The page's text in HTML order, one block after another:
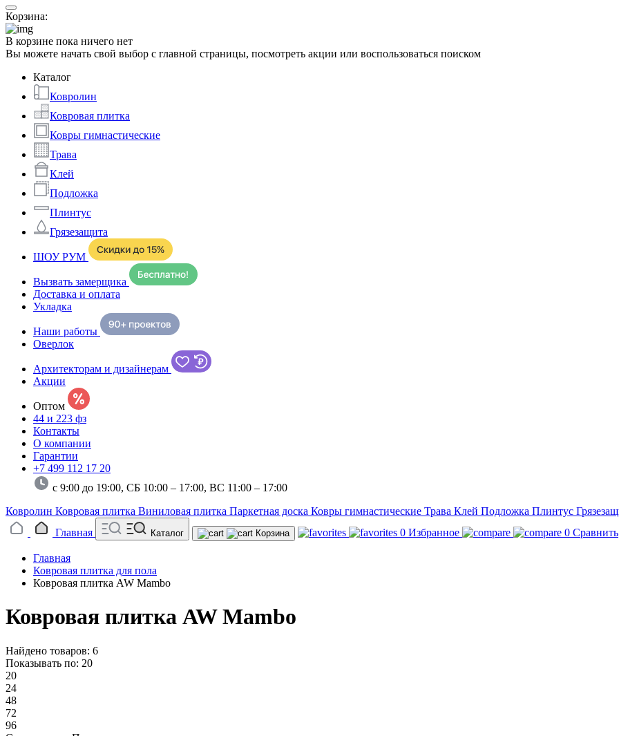
Корзина:
В корзине пока ничего нет
Вы можете начать свой выбор с главной страницы, посмотреть акции или воспользоваться поиском
Каталог
Ковролин
Ковровая плитка
Ковры гимнастические
Трава
Клей
Подложка
Плинтус
Грязезащита
ШОУ РУМ
Вызвать замерщика
Доставка и оплата
Укладка
Наши работы
Оверлок
Архитекторам и дизайнерам
Акции
Оптом
44 и 223 фз
Контакты
О компании
Гарантии
+7 499 112 17 20
с 9:00 до 19:00, СБ 10:00 – 17:00, ВС 11:00 – 17:00
Ковролин Ковровая плитка Виниловая плитка Паркетная доска Ковры гимнастические Трава Клей Подложка Плинтус
Главная
Каталог Корзина 0 Избранное 0 Сравнить
Главная
Ковровая плитка для пола
Ковровая плитка AW Mambo
Ковровая плитка AW Mambo
Найдено товаров: 6
Показывать по: 20
20
24
48
72
96